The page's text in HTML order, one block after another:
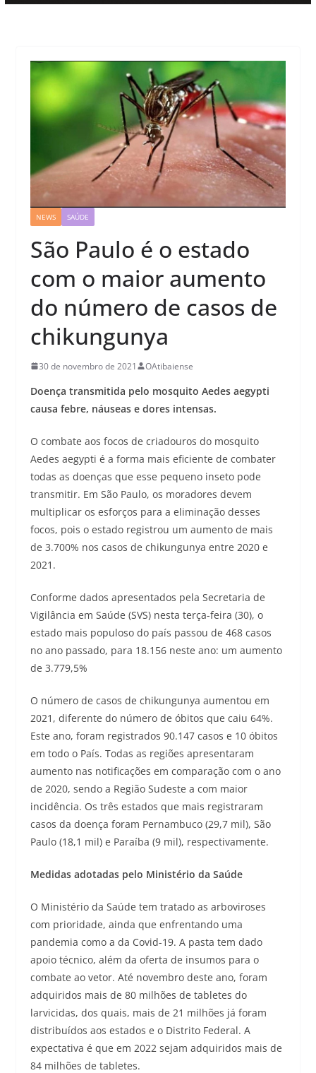
NEWS SAÚDE
São Paulo é o estado
com o maior aumento
do número de casos de
chikungunya
30 de novembro de 2021 OAtibaiense
Doença transmitida pelo mosquito Aedes aegypti
causa febre, náuseas e dores intensas.
O combate aos focos de criadouros do mosquito
Aedes aegypti é a forma mais eficiente de combater
todas as doenças que esse pequeno inseto pode
transmitir. Em São Paulo, os moradores devem
multiplicar os esforços para a eliminação desses
focos, pois o estado registrou um aumento de mais
de 3.700% nos casos de chikungunya entre 2020 e
2021.
Conforme dados apresentados pela Secretaria de
Vigilância em Saúde (SVS) nesta terça-feira (30), o
estado mais populoso do país passou de 468 casos
no ano passado, para 18.156 neste ano: um aumento
de 3.779,5%
O número de casos de chikungunya aumentou em
2021, diferente do número de óbitos que caiu 64%.
Este ano, foram registrados 90.147 casos e 10 óbitos
em todo o País. Todas as regiões apresentaram
aumento nas notificações em comparação com o ano
de 2020, sendo a Região Sudeste a com maior
incidência. Os três estados que mais registraram
casos da doença foram Pernambuco (29,7 mil), São
Paulo (18,1 mil) e Paraíba (9 mil), respectivamente.
Medidas adotadas pelo Ministério da Saúde
O Ministério da Saúde tem tratado as arboviroses
com prioridade, ainda que enfrentando uma
pandemia como a da Covid-19. A pasta tem dado
apoio técnico, além da oferta de insumos para o
combate ao vetor. Até novembro deste ano, foram
adquiridos mais de 80 milhões de tabletes do
larvicidas, dos quais, mais de 21 milhões já foram
distribuídos aos estados e o Distrito Federal. A
expectativa é que em 2022 sejam adquiridos mais de
84 milhões de tabletes.